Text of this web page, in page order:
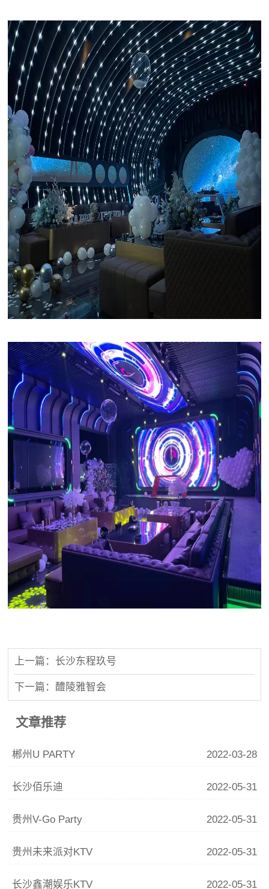
上一篇：长沙东程玖号
下一篇：醴陵雅智会
文章推荐
郴州U PARTY 2022-03-28
长沙佰乐迪 2022-05-31
贵州V-Go Party 2022-05-31
贵州未来派对KTV 2022-05-31
长沙鑫潮娱乐KTV 2022-05-31